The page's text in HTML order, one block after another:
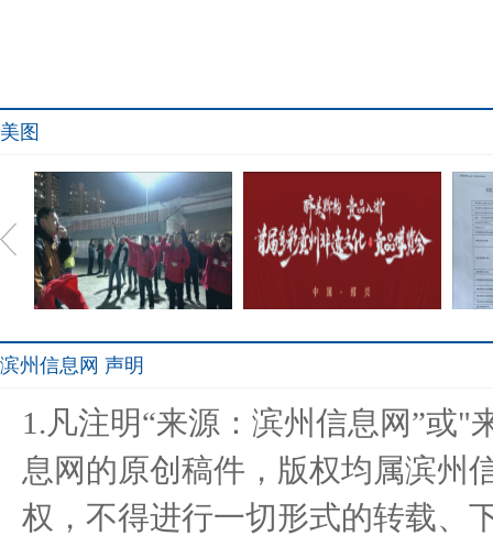
美图
区队蓄
彩贵州
滨州信息网 声明
1.凡注明“来源：滨州信息网”或
息网的原创稿件，版权均属滨州
权，不得进行一切形式的转载、